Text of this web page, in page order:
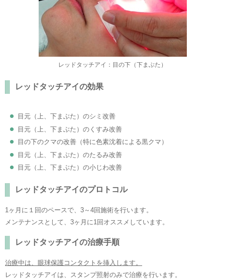
レッドタッチアイ：目の下（下まぶた）
レッドタッチアイの効果
目元（上、下まぶた）のシミ改善
目元（上、下まぶた）のくすみ改善
目の下のクマの改善（特に色素沈着による黒クマ）
目元（上、下まぶた）のたるみ改善
目元（上、下まぶた）の小じわ改善
レッドタッチアイのプロトコル
1ヶ月に１回のペースで、3～4回施術を行います。
メンテナンスとして、3ヶ月に1回オススメしています。
レッドタッチアイの治療手順
治療中は、眼球保護コンタクトを挿入します。
レッドタッチアイは、スタンプ照射のみで治療を行います。